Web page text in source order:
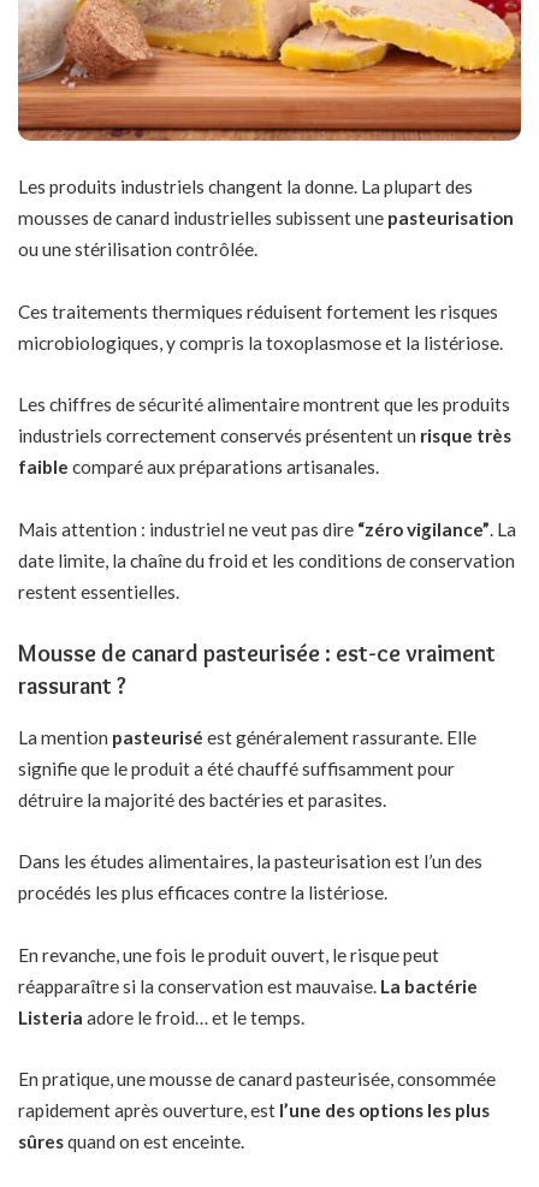
Les produits industriels changent la donne. La plupart des
mousses de canard industrielles subissent une pasteurisation
ou une stérilisation contrôlée.
Ces traitements thermiques réduisent fortement les risques
microbiologiques, y compris la toxoplasmose et la listériose.
Les chiffres de sécurité alimentaire montrent que les produits
industriels correctement conservés présentent un risque très
faible comparé aux préparations artisanales.
Mais attention : industriel ne veut pas dire “zéro vigilance”. La
date limite, la chaîne du froid et les conditions de conservation
restent essentielles.
Mousse de canard pasteurisée : est-ce vraiment
rassurant ?
La mention pasteurisé est généralement rassurante. Elle
signifie que le produit a été chauffé suffisamment pour
détruire la majorité des bactéries et parasites.
Dans les études alimentaires, la pasteurisation est l’un des
procédés les plus efficaces contre la listériose.
En revanche, une fois le produit ouvert, le risque peut
réapparaître si la conservation est mauvaise. La bactérie
Listeria adore le froid… et le temps.
En pratique, une mousse de canard pasteurisée, consommée
rapidement après ouverture, est l’une des options les plus
sûresquand on est enceinte.